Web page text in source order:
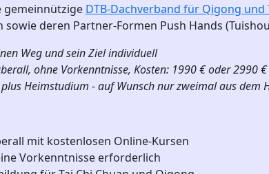
gemeinnützige DTB-Dachverband für Qigong und
sowie deren Partner-Formen Push Hands
Weg und sein Ziel individuell
ohne Vorkenntnisse, Kosten: 1990 € oder 2990 €
Heimstudium - auf Wunsch nur zweimal aus dem
mit kostenlosen Online-Kursen
Vorkenntnisse erforderlich